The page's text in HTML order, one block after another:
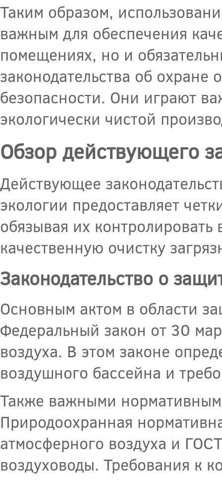
Таким образом,
важным для обеспечения
помещениях, но и
законодательства об
безопасности. Они играют
экологически чистой
Обзор действующего
Действующее
экологии предоставляет
обязывая их
качественную очистку
Законодательство о
Основным актом в области
Федеральный закон от 30
воздуха. В этом законе
воздушного бассейна и
Также важными
Природоохранная
атмосферного воздуха и
воздуховоды. Требования к